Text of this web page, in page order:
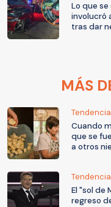
Lo que
involucró
tras dar
MÁS
Cuando
que se
a otros
El "sol de
regreso